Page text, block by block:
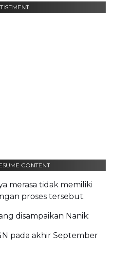
CONTENT
merasa tidak memiliki
proses tersebut.
disampaikan Nanik:
pada akhir September